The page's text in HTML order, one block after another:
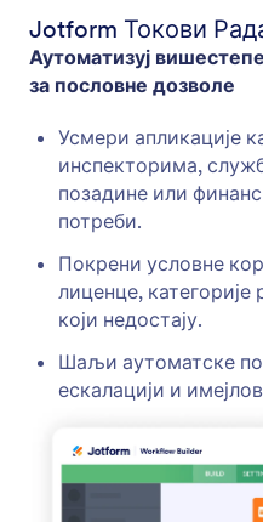
Jotform Токови
Аутоматизуј
за пословне дозволе
Усмери апликације
инспекторима,
позадине или
потреби.
Покрени условне
лиценце,
који недостају.
Шаљи аутоматске
ескалацији и